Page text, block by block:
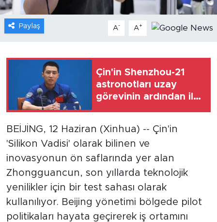
Paylaş A- A+
Çin'in Shenzhou-21
astronotları uzay
görevinin ardından ilk
BEİJİNG, 12 Haziran (Xinhua) -- Çin'in
'Silikon Vadisi' olarak bilinen ve
inovasyonun ön saflarında yer alan
Zhongguancun, son yıllarda teknolojik
yenilikler için bir test sahası olarak
kullanılıyor. Beijing yönetimi bölgede pilot
politikaları hayata geçirerek iş ortamını
Foto Haber
Xinhua Türkiye
Seyahat